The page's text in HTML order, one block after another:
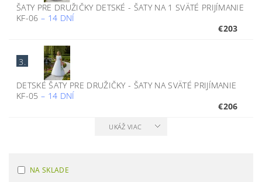
ŠATY PRE DRUŽIČKY DETSKÉ - ŠATY NA 1 SVÄTÉ PRIJÍMANIE
KF-06– 14 DNÍ
€203
3.
DETSKÉ ŠATY PRE DRUŽIČKY - ŠATY NA SVÄTÉ PRIJÍMANIE
KF-05– 14 DNÍ
€206
UKÁŽ VIAC
NA SKLADE